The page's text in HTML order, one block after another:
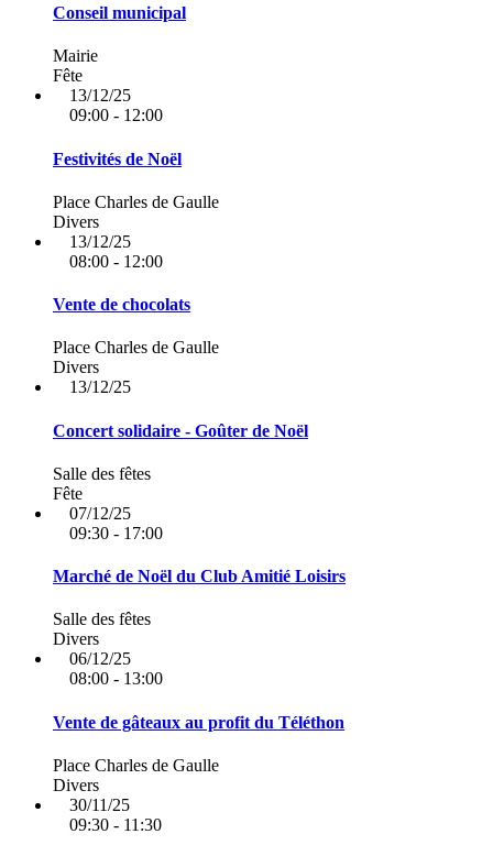
Conseil municipal
Mairie
Fête
13/12/25
09:00 - 12:00
Festivités de Noël
Place Charles de Gaulle
Divers
13/12/25
08:00 - 12:00
Vente de chocolats
Place Charles de Gaulle
Divers
13/12/25
Concert solidaire - Goûter de Noël
Salle des fêtes
Fête
07/12/25
09:30 - 17:00
Marché de Noël du Club Amitié Loisirs
Salle des fêtes
Divers
06/12/25
08:00 - 13:00
Vente de gâteaux au profit du Téléthon
Place Charles de Gaulle
Divers
30/11/25
09:30 - 11:30